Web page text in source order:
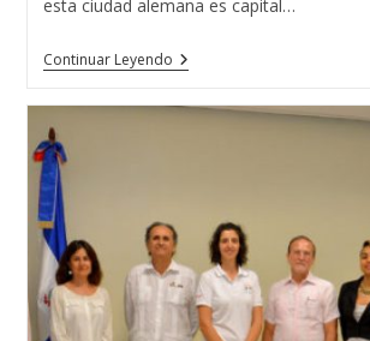
esta ciudad alemana es capital…
Continuar LeyendoLiliana
Rodríguez
La
Atlántico
Con
MISS
MUNDO
ALEMANIA
2018